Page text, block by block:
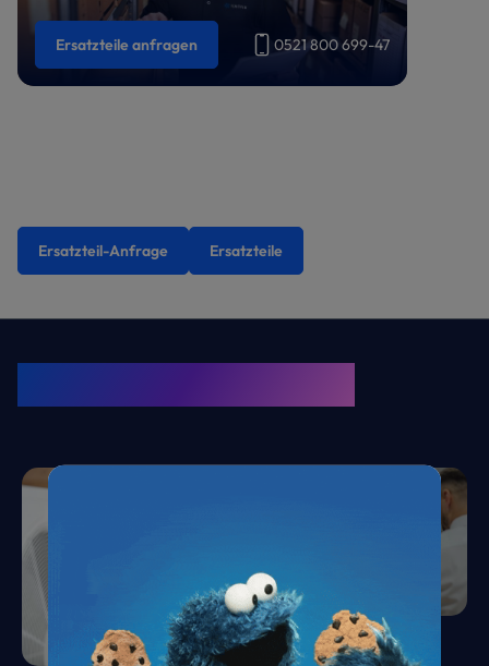
Ersatzteile anfragen 0521 800 699-47
Ersatzteil-Anfrage Ersatzteile